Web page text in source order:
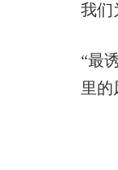
我们
“最
里